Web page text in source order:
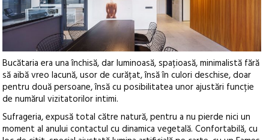
Bucătaria era una închisă, dar luminoasă, spațioasă, minimalistă fără
să aibă vreo lacună, usor de curățat, însă în culori deschise, doar
pentru două persoane, însă cu posibilitatea unor ajustări funcție
de numărul vizitatorilor intimi.
Sufrageria, expusă total către natură, pentru a nu pierde nici un
moment al anului contactul cu dinamica vegetală. Confortabilă, cu